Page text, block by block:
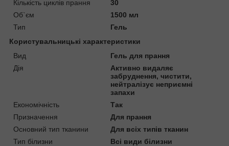
Кількість циклів прання
30
Об`єм
1500 мл
Тип
Гель
Користувальницькі характеристики
Вид
Гель для прання
Дія
Активно видаляє
забруднення, чистити,
нейтралізує неприємні
запахи
Економічність
Так
Призначення
Для прання
Основний тип тканини
Для всіх типів тканин
Тип білизни
Всі види білизни